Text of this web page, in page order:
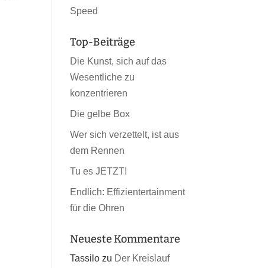
Speed
Top-Beiträge
Die Kunst, sich auf das
Wesentliche zu
konzentrieren
Die gelbe Box
Wer sich verzettelt, ist aus
dem Rennen
Tu es JETZT!
Endlich: Effizientertainment
für die Ohren
Neueste Kommentare
Tassilo zu Der Kreislauf